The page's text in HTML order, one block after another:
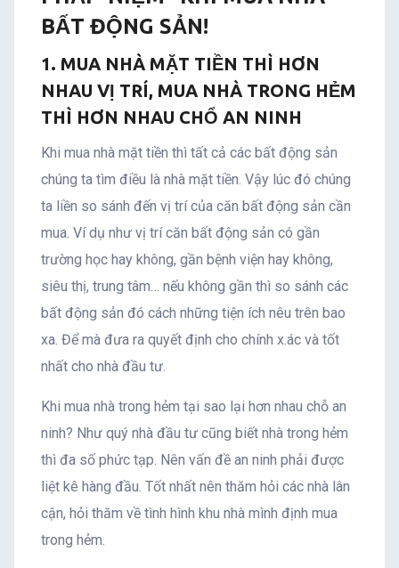
BẤT ĐỘNG SẢN!
1. MUA NHÀ MẶT TIỀN THÌ HƠN
NHAU VỊ TRÍ, MUA NHÀ TRONG HẺM
THÌ HƠN NHAU CHỔ AN NINH
Khi mua nhà mặt tiền thì tất cả các bất động sản
chúng ta tìm điều là nhà mặt tiền. Vậy lúc đó chúng
ta liền so sánh đến vị trí của căn bất động sản cần
mua. Ví dụ như vị trí căn bất động sản có gần
trường học hay không, gần bệnh viện hay không,
siêu thị, trung tâm… nếu không gần thì so sánh các
bất động sản đó cách những tiện ích nêu trên bao
xa. Để mà đưa ra quyết định cho chính x.ác và tốt
nhất cho nhà đầu tư.
Khi mua nhà trong hẻm tại sao lại hơn nhau chỗ an
ninh? Như quý nhà đầu tư cũng biết nhà trong hẻm
thì đa số phức tạp. Nên vấn đề an ninh phải được
liệt kê hàng đầu. Tốt nhất nên thăm hỏi các nhà lân
cận, hỏi thăm về tình hình khu nhà mình định mua
trong hẻm.